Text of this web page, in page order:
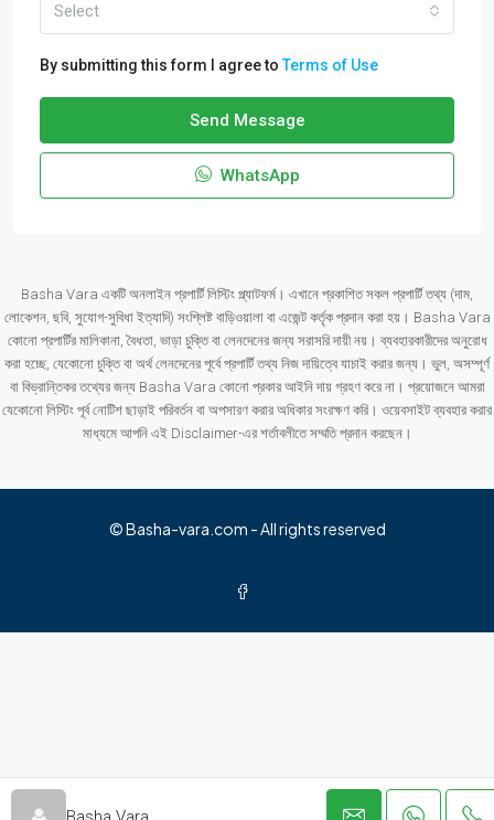
Select
By submitting this form I agree toTerms of Use
Send Message
WhatsApp
Basha Vara একটি অনলাইন প্রপার্টি লিস্টিং প্ল্যাটফর্ম। এখানে প্রকাশিত সকল প্রপার্টি তথ্য (দাম,
লোকেশন, ছবি, সুযোগ-সুবিধা ইত্যাদি) সংশ্লিষ্ট বাড়িওয়ালা বা এজেন্ট কর্তৃক প্রদান করা হয়। Basha Vara
কোনো প্রপার্টির মালিকানা, বৈধতা, ভাড়া চুক্তি বা লেনদেনের জন্য সরাসরি দায়ী নয়। ব্যবহারকারীদের অনুরোধ
করা হচ্ছে, যেকোনো চুক্তি বা অর্থ লেনদেনের পূর্বে প্রপার্টি তথ্য নিজ দায়িত্বে যাচাই করার জন্য। ভুল, অসম্পূর্ণ
বা বিভ্রান্তিকর তথ্যের জন্য Basha Vara কোনো প্রকার আইনি দায় গ্রহণ করে না। প্রয়োজনে আমরা
যেকোনো লিস্টিং পূর্ব নোটিশ ছাড়াই পরিবর্তন বা অপসারণ করার অধিকার সংরক্ষণ করি। ওয়েবসাইট ব্যবহার করার
মাধ্যমে আপনি এই Disclaimer-এর শর্তাবলীতে সম্মতি প্রদান করছেন।
© Basha-vara.com - All rights reserved